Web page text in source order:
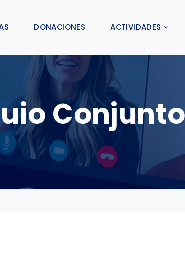
DONACIONES ACTIVIDADES
Conjunto